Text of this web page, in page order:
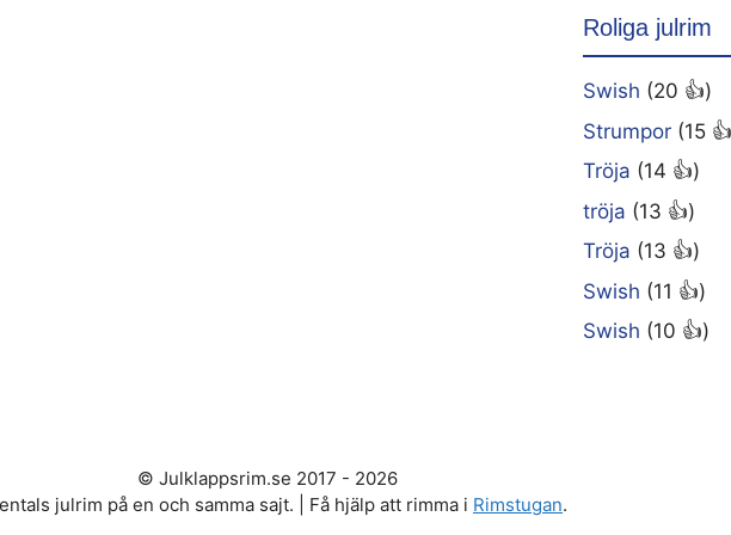
Roliga julrim
Swish (20 👍)
Strumpor (15
Tröja (14 👍)
tröja (13 👍)
Tröja (13 👍)
Swish (11 👍)
Swish (10 👍)
© Julklappsrim.se 2017 - 2026
julrim på en och samma sajt. | Få hjälp att rimma i Rimstugan.